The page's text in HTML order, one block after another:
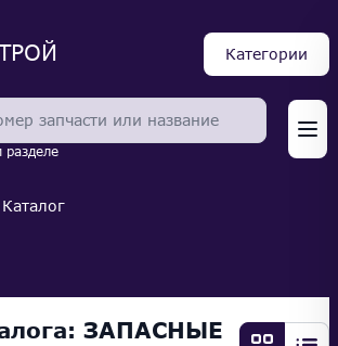
Категории
разделе
Каталог
ЗАПАСНЫЕ